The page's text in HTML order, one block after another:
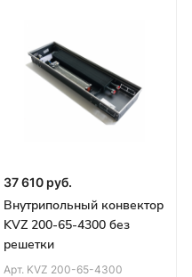
37 610 руб.
Внутрипольный конвектор
KVZ 200-65-4300 без
решетки
Арт. KVZ 200-65-4300